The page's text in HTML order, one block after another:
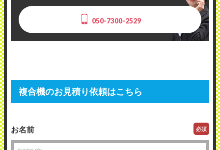
050-7300-2529
複合機のお見積り依頼はこちら
お名前 必須